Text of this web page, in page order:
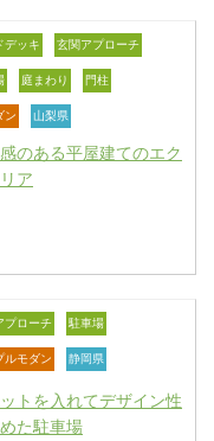
デッキ 玄関アプローチ
庭まわり 門柱
ン 山梨県
のある平屋建てのエク
ア
プローチ 駐車場
ルモダン 静岡県
トを入れてデザイン性
た駐車場